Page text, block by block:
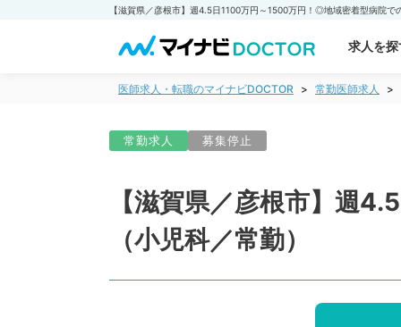
求人を探
医師求人・転職のマイナビDOCTOR 常勤医師求人
常勤求人 募集停止
【滋賀県／彦根市】週
（小児科／常勤）